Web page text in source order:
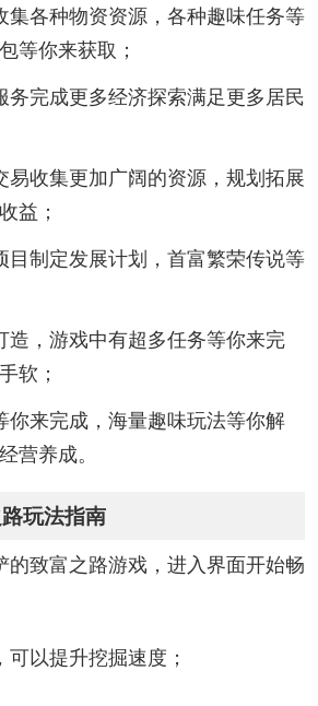
集各种物资资源，各种趣味任务等
等你来获取；
务完成更多经济探索满足更多居民
易收集更加广阔的资源，规划拓展
益；
目制定发展计划，首富繁荣传说等
造，游戏中有超多任务等你来完
软；
你来完成，海量趣味玩法等你解
营养成。
玩法指南
的致富之路游戏，进入界面开始畅
以提升挖掘速度；